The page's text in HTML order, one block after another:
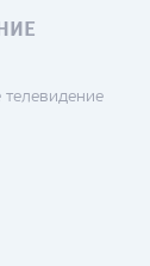
телевидение